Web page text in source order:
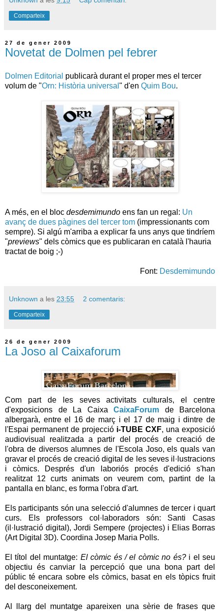
Comparteix
27 de gener 2009
Novetat de Dolmen pel febrer
Dolmen Editorial publicarà durant el proper mes el tercer
volum de "Orn: Història universal " d'en Quim Bou.
A més, en el bloc desdemimundo ens fan un regal: Un
avanç de dues pàgines del tercer tom (impressionants com
sempre). Si algú m'arriba a explicar fa uns anys que tindríem
"previews" dels còmics que es publicaran en català l'hauria
tractat de boig ;-)
Font: Desdemimundo
Unknown a les 23:55 2 comentaris:
Comparteix
26 de gener 2009
La Joso al Caixaforum
Com part de les seves activitats culturals, el centre
d'exposicions de La Caixa CaixaForum de Barcelona
albergarà, entre el 16 de març i el 17 de maig i dintre de
l'Espai permanent de projecció i-TUBE CXF, una exposició
audiovisual realitzada a partir del procés de creació de
l'obra de diversos alumnes de l'Escola Joso, els quals van
gravar el procés de creació digital de les seves il·lustracions
i còmics. Després d'un laboriós procés d'edició s'han
realitzat 12 curts animats on veurem com, partint de la
pantalla en blanc, es forma l'obra d'art.
Els participants són una selecció d'alumnes de tercer i quart
curs. Els professors col·laboradors són: Santi Casas
(il·lustració digital), Jordi Sempere (projectes) i Elias Borras
(Art Digital 3D). Coordina Josep Maria Polls.
El títol del muntatge: El còmic és / el còmic no és?i el seu
objectiu és canviar la percepció que una bona part del
públic té encara sobre els còmics, basat en els tòpics fruit
del desconeixement.
Al llarg del muntatge apareixen una sèrie de frases que